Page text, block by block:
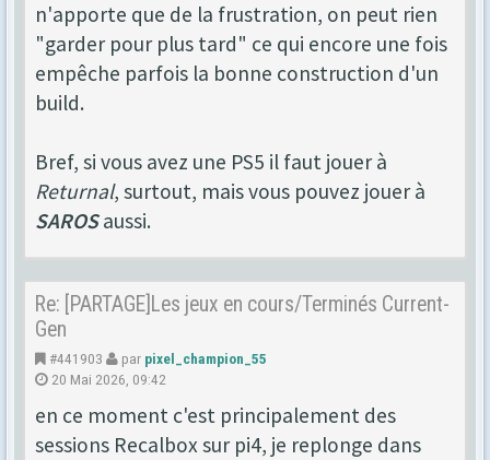
n'apporte que de la frustration, on peut rien
"garder pour plus tard" ce qui encore une fois
empêche parfois la bonne construction d'un
build.
Bref, si vous avez une PS5 il faut jouer à
Returnal, surtout, mais vous pouvez jouer à
SAROSaussi.
Re: [PARTAGE]Les jeux en cours/Terminés Current-
Gen
#441903 par pixel_champion_55
20 Mai 2026, 09:42
en ce moment c'est principalement des
sessions Recalbox sur pi4, je replonge dans